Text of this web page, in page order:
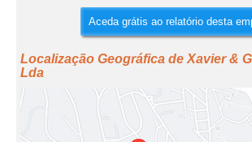
Aceda grátis ao relatório desta
Localização Geográfica de Xavier &
Lda